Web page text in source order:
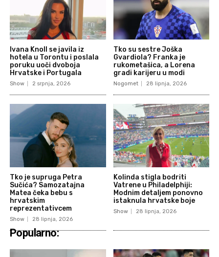
Ivana Knoll se javila iz
hotela u Torontu i poslala
poruku uoči dvoboja
Hrvatske i Portugala
Show 2 srpnja, 2026
Tko su sestre Joška
Gvardiola? Franka je
rukometašica, a Lorena
gradi karijeru u modi
Nogomet 28 lipnja, 2026
Tko je supruga Petra
Sučića? Samozatajna
Matea čeka bebu s
hrvatskim
reprezentativcem
Show 28 lipnja, 2026
Kolinda stigla bodriti
Vatrene u Philadelphiji:
Modnim detaljem ponovno
istaknula hrvatske boje
Show 28 lipnja, 2026
Popularno: